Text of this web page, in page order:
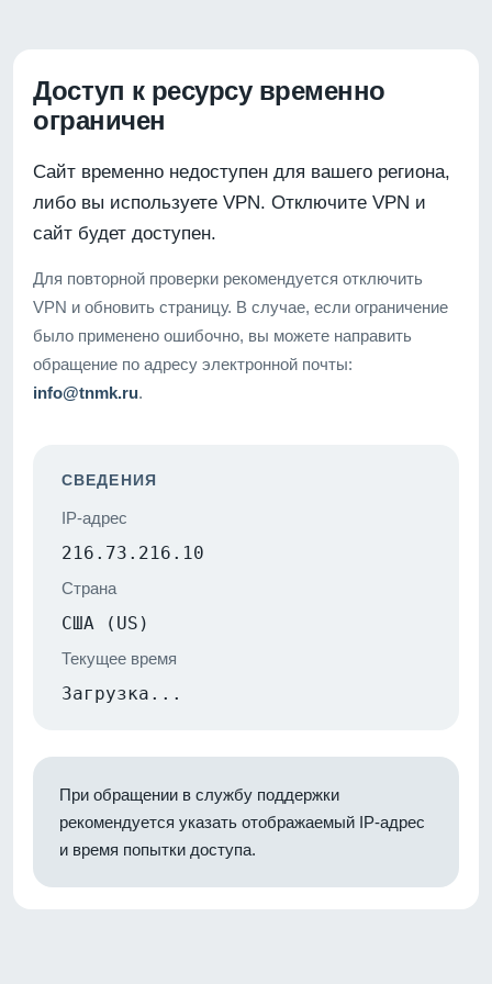
Доступ к ресурсу временно
ограничен
Сайт временно недоступен для вашего региона,
либо вы используете VPN. Отключите VPN и
сайт будет доступен.
Для повторной проверки рекомендуется отключить
VPN и обновить страницу. В случае, если ограничение
было применено ошибочно, вы можете направить
обращение по адресу электронной почты:
info@tnmk.ru.
СВЕДЕНИЯ
IP-адрес
216.73.216.10
Страна
США (US)
Текущее время
Загрузка...
При обращении в службу поддержки
рекомендуется указать отображаемый IP-адрес
и время попытки доступа.